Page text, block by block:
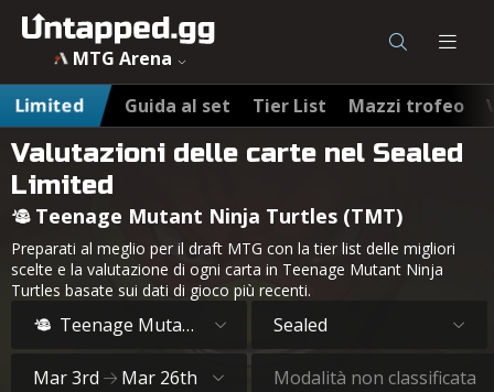
MTG Arena
Limited
Guida al set Tier List Mazzi trofeo
Valutazioni delle carte nel Sealed
Limited
Teenage Mutant Ninja Turtles (TMT)
Preparati al meglio per il draft MTG con la tier list delle migliori
scelte e la valutazione di ogni carta in Teenage Mutant Ninja
Turtles basate sui dati di gioco più recenti.
Teenage Mutant Ninja Turtles Sealed
Mar 3rd Mar 26th Modalità non classificata